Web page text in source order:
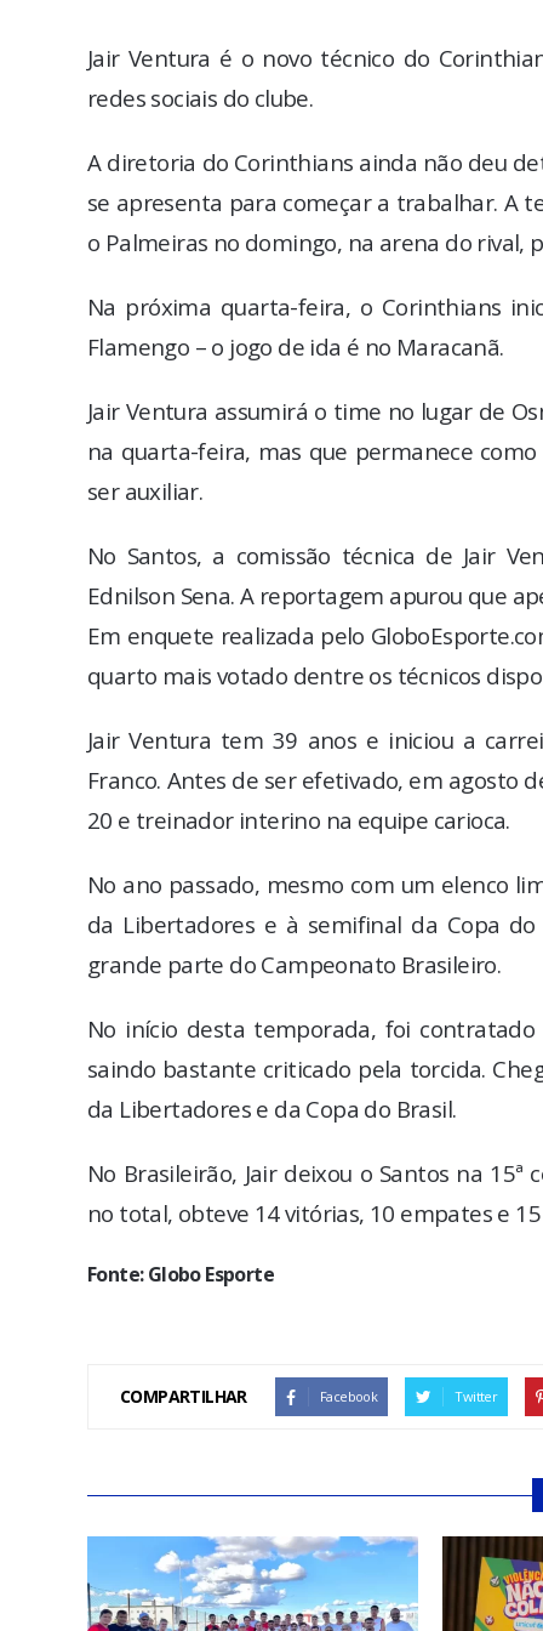
Jair Ventura é o novo técnico do
redes sociais do clube.
A diretoria do Corinthians ainda não deu
se apresenta para começar a trabalhar. A
o Palmeiras no domingo, na arena do rival,
Na próxima quarta-feira, o Corinthians
Flamengo – o jogo de ida é no Maracanã.
Jair Ventura assumirá o time no lugar de
na quarta-feira, mas que permanece
ser auxiliar.
No Santos, a comissão técnica de Jair
Ednilson Sena. A reportagem apurou que
Em enquete realizada pelo
quarto mais votado dentre os técnicos
Jair Ventura tem 39 anos e iniciou a
Franco. Antes de ser efetivado, em agosto
20 e treinador interino na equipe carioca.
No ano passado, mesmo com um elenco
da Libertadores e à semifinal da Copa
grande parte do Campeonato Brasileiro.
No início desta temporada, foi
saindo bastante criticado pela torcida.
da Libertadores e da Copa do Brasil.
No Brasileirão, Jair deixou o Santos na
no total, obteve 14 vitórias, 10 empates e
Fonte: Globo Esporte
COMPARTILHAR Facebook Twitter